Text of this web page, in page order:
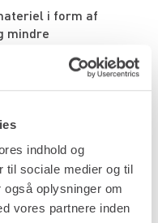
indhold og
til sociale medier og til
oplysninger om
vores partnere inden
i form af
mindre
af
og træde
der kan variere